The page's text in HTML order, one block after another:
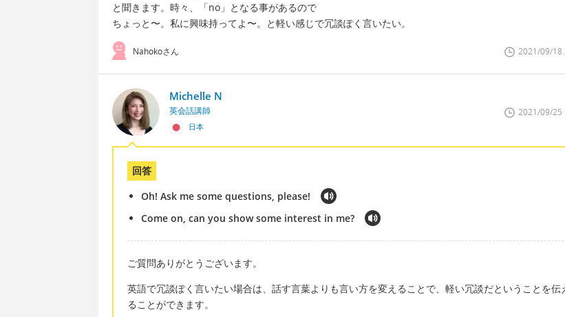
と聞きます。時々、「no」となる事があるので
ちょっと〜。私に興味持ってよ〜。と軽い感じで冗談ぽく言いたい。
Nahokoさん 2021/09/18
Michelle N
英会話講師
日本
2021/09/25
回答
Oh! Ask me some questions, please!
Come on, can you show some interest in me?
ご質問ありがとうございます。
英語で冗談ぽく言いたい場合は、話す言葉よりも言い方を変えることで、軽い冗談だということを伝
ることができます。